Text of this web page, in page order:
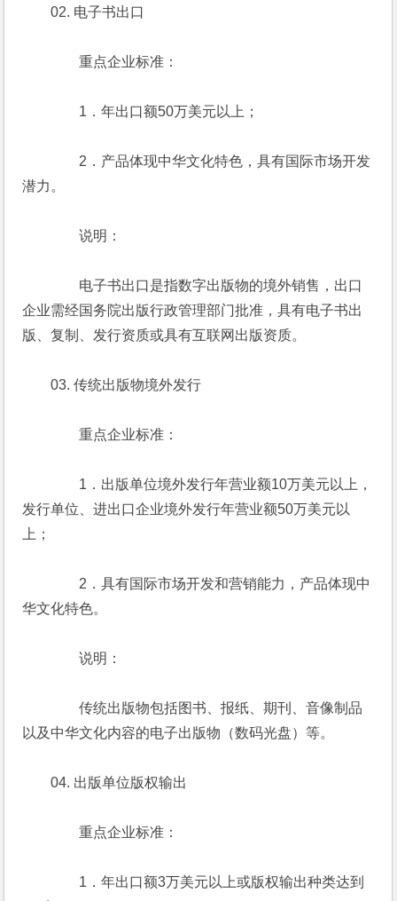
02. 电子书出口
重点企业标准：
1．年出口额50万美元以上；
2．产品体现中华文化特色，具有国际市场开发
潜力。
说明：
电子书出口是指数字出版物的境外销售，出口
企业需经国务院出版行政管理部门批准，具有电子书出
版、复制、发行资质或具有互联网出版资质。
03. 传统出版物境外发行
重点企业标准：
1．出版单位境外发行年营业额10万美元以上，
发行单位、进出口企业境外发行年营业额50万美元以
上；
2．具有国际市场开发和营销能力，产品体现中
华文化特色。
说明：
传统出版物包括图书、报纸、期刊、音像制品
以及中华文化内容的电子出版物（数码光盘）等。
04. 出版单位版权输出
重点企业标准：
1．年出口额3万美元以上或版权输出种类达到